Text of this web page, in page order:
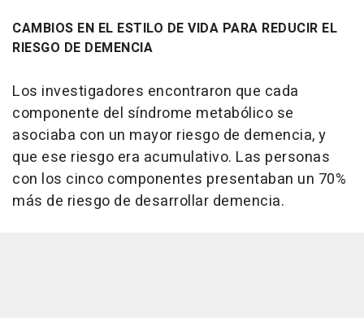
CAMBIOS EN EL ESTILO DE VIDA PARA REDUCIR EL
RIESGO DE DEMENCIA
Los investigadores encontraron que cada
componente del síndrome metabólico se
asociaba con un mayor riesgo de demencia, y
que ese riesgo era acumulativo. Las personas
con los cinco componentes presentaban un 70%
más de riesgo de desarrollar demencia.